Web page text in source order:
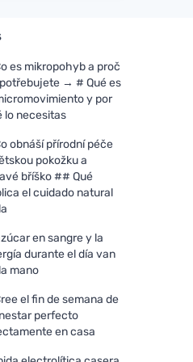
es mikropohyb a proč
→ # Qué es
y por
lo necesitas
obnáší přírodní péče
pokožku a
bříško ## Qué
el cuidado natural
en sangre y la
durante el día van
mano
el fin de semana de
perfecto
en casa